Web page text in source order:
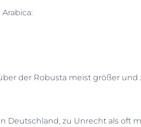
der Robusta meist größer
Deutschland, zu Unrecht als oft